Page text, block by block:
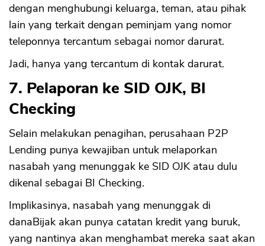
dengan menghubungi keluarga, teman, atau pihak
lain yang terkait dengan peminjam yang nomor
teleponnya tercantum sebagai nomor darurat.
Jadi, hanya yang tercantum di kontak darurat.
7. Pelaporan ke SID OJK, BI
Checking
Selain melakukan penagihan, perusahaan P2P
Lending punya kewajiban untuk melaporkan
nasabah yang menunggak ke SID OJK atau dulu
dikenal sebagai BI Checking.
Implikasinya, nasabah yang menunggak di
danaBijak akan punya catatan kredit yang buruk,
yang nantinya akan menghambat mereka saat akan